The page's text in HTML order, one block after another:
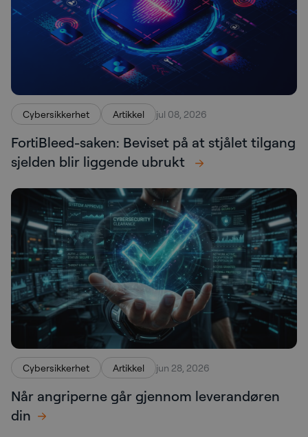
Cybersikkerhet Artikkel jul 08, 2026
FortiBleed-saken: Beviset på at stjålet tilgang
sjelden blir liggende ubrukt
Cybersikkerhet Artikkel jun 28, 2026
Når angriperne går gjennom leverandøren
din